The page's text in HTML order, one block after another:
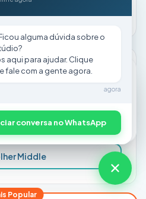
Starter
matrículas.
Middle
Popular
alguma dúvida sobre o
aqui para ajudar. Clique
fale com a gente agora.
agora
conversa no WhatsApp
sua experiência de
pode continuar